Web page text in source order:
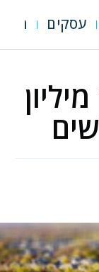
עסקים
חוות יפת: כ-180 מיליון